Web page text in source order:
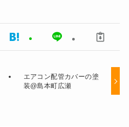
エアコン配管カバーの塗
装@島本町広瀬